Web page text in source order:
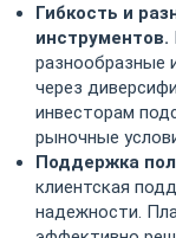
Гибкость и
инструментов.
разнообразные
через
инвесторам
рыночные
Поддержка
клиентская
надежности.